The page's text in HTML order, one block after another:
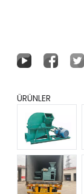
ÜRÜNLER